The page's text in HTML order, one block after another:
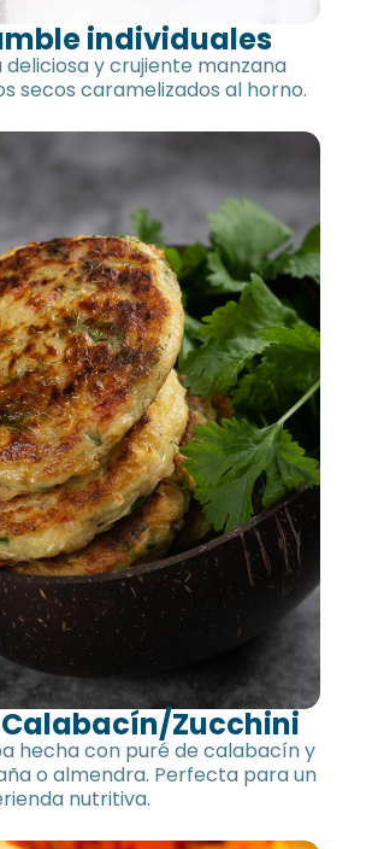
individuales
deliciosa y crujiente manzana
secos caramelizados al horno.
Zucchini
hecha con puré de calabacín y
o almendra. Perfecta para un
nutritiva.